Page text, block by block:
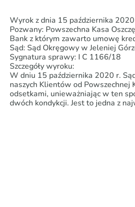
Wyrok z dnia 15 października
Pozwany: Powszechna Kasa
Bank z którym zawarto umowę
Sąd: Sąd Okręgowy w Jeleniej
Sygnatura sprawy: I C 1166/18
Szczegóły wyroku:
W dniu 15 października 2020 r.
naszych Klientów od Powszechnej
odsetkami, unieważniając w ten
dwóch kondykcji. Jest to jedna z